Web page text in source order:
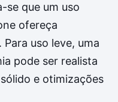
se que um uso
ofereça
uso leve, uma
pode ser realista
e otimizações